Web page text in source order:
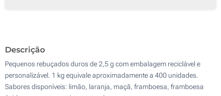
Outra :
Descrição
Pequenos rebuçados duros de 2,5 g com embalagem reciclável e
personalizável. 1 kg equivale aproximadamente a 400 unidades.
Sabores disponíveis: limão, laranja, maçã, framboesa, framboesa